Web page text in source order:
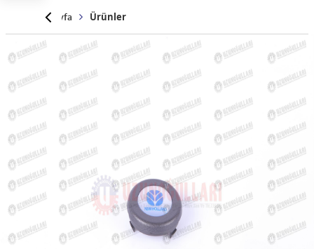
Anasayfa Ürünler